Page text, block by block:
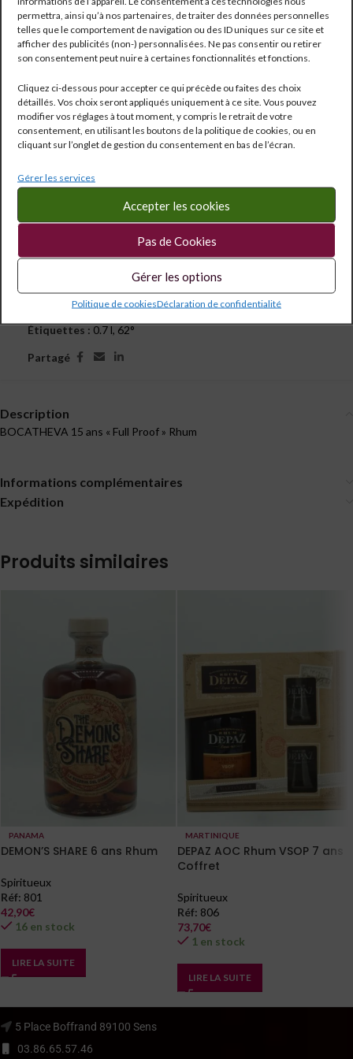
permettra, ainsi qu’à nos partenaires, de traiter des données personnelles
telles que le comportement de navigation ou des ID uniques sur ce site et
afficher des publicités (non-) personnalisées. Ne pas consentir ou retirer
son consentement peut nuire à certaines fonctionnalités et fonctions.
Cliquez ci-dessous pour accepter ce qui précède ou faites des choix
détaillés. Vos choix seront appliqués uniquement à ce site. Vous pouvez
modifier vos réglages à tout moment, y compris le retrait de votre
consentement, en utilisant les boutons de la politique de cookies, ou en
cliquant sur l’onglet de gestion du consentement en bas de l’écran.
Gérer les services
Accepter les cookies
Pas de Cookies
Gérer les options
Politique de cookiesDéclaration de confidentialité
91,30€
⏰ÊTRE PREVENU DU RETOUR DU STOCK
Réf:1616
Catégorie :Spiritueux
Étiquettes :0.7 l,62°
Partagé
Description
BOCATHEVA 15 ans « Full Proof » Rhum
Informations complémentaires
Expédition
Produits similaires
PANAMA
DEMON’S SHARE 6 ans Rhum
Spiritueux
Réf: 801
42,90€
16 en stock
LIRE LA SUITE
MARTINIQUE
DEPAZ AOC Rhum VSOP 7 ans
Coffret
Spiritueux
Réf: 806
73,70€
1 en stock
LIRE LA SUITE
5 Place Boffrand 89100 Sens
03.86.65.57.46